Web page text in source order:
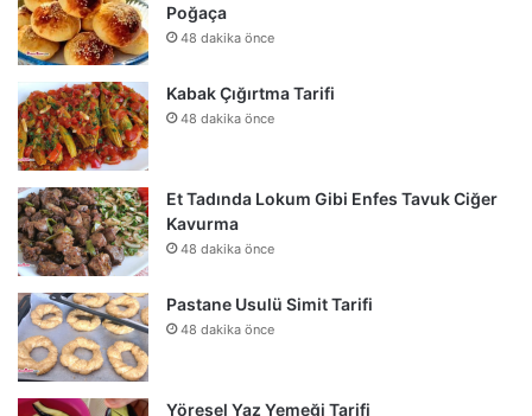
Poğaça
48 dakika önce
Kabak Çığırtma Tarifi
48 dakika önce
Et Tadında Lokum Gibi Enfes Tavuk Ciğer
Kavurma
48 dakika önce
Pastane Usulü Simit Tarifi
48 dakika önce
Yöresel Yaz Yemeği Tarifi